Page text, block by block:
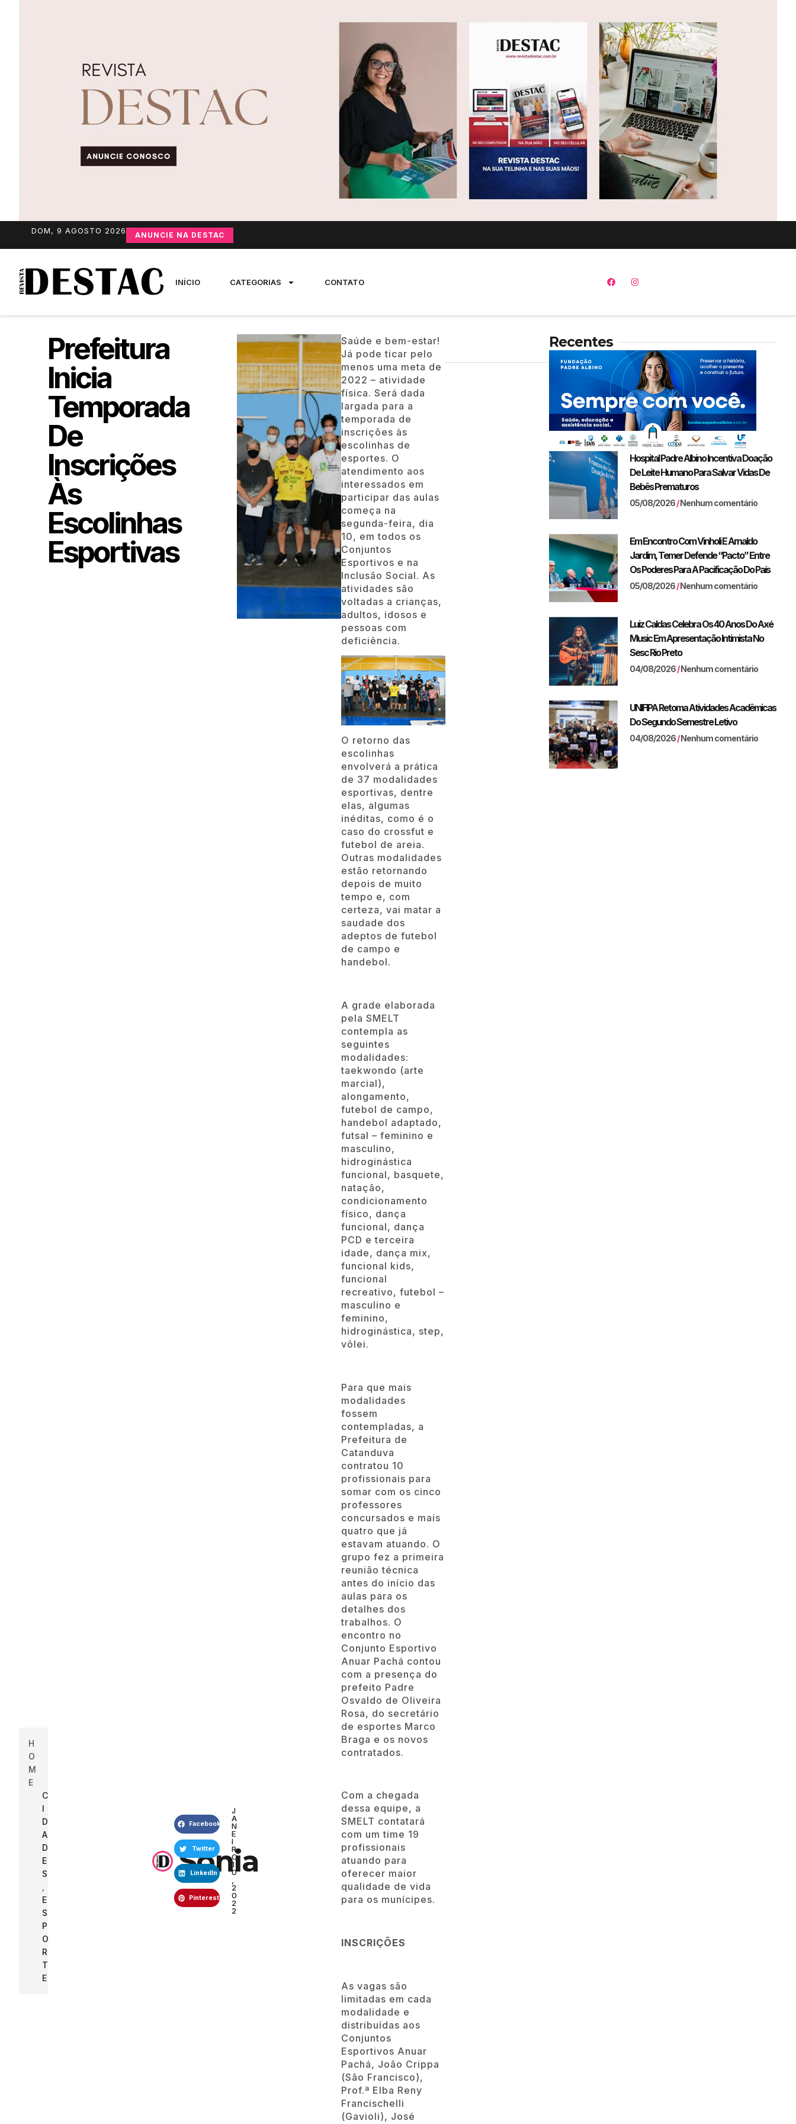
DOM, 9 AGOSTO 2026 ANUNCIE NA DESTAC
INÍCIO CATEGORIAS CONTATO
H
O
M
E
C
D
A
D
E
S
,
E
S
P
O
R
T
E
Prefeitura
Inicia
Temporada
De
Inscrições
Às
Escolinhas
Esportivas
Sonia
Facebook
Twitter
LinkedIn
Pinterest
J
A
N
E
I
R
O
1
0
,
2
0
2
2
Saúde e bem-estar!
Já pode ticar pelo
menos uma meta de
2022 – atividade
física. Será dada
largada para a
temporada de
inscrições às
escolinhas de
esportes. O
atendimento aos
interessados em
participar das aulas
começa na
segunda-feira, dia
10, em todos os
Conjuntos
Esportivos e na
Inclusão Social. As
atividades são
voltadas a crianças,
adultos, idosos e
pessoas com
deficiência.
O retorno das
escolinhas
envolverá a prática
de 37 modalidades
esportivas, dentre
elas, algumas
inéditas, como é o
caso do crossfut e
futebol de areia.
Outras modalidades
estão retornando
depois de muito
tempo e, com
certeza, vai matar a
saudade dos
adeptos de futebol
de campo e
handebol.
A grade elaborada
pela SMELT
contempla as
seguintes
modalidades:
taekwondo (arte
marcial),
alongamento,
futebol de campo,
handebol adaptado,
futsal – feminino e
masculino,
hidroginástica
funcional, basquete,
natação,
condicionamento
físico, dança
funcional, dança
PCD e terceira
idade, dança mix,
funcional kids,
funcional
recreativo, futebol –
masculino e
feminino,
hidroginástica, step,
vôlei.
Para que mais
modalidades
fossem
contempladas, a
Prefeitura de
Catanduva
contratou 10
profissionais para
somar com os cinco
professores
concursados e mais
quatro que já
estavam atuando. O
grupo fez a primeira
reunião técnica
antes do início das
aulas para os
detalhes dos
trabalhos. O
encontro no
Conjunto Esportivo
Anuar Pachá contou
com a presença do
prefeito Padre
Osvaldo de Oliveira
Rosa, do secretário
de esportes Marco
Braga e os novos
contratados.
Com a chegada
dessa equipe, a
SMELT contatará
com um time 19
profissionais
atuando para
oferecer maior
qualidade de vida
para os munícipes.
INSCRIÇÕES
As vagas são
limitadas em cada
modalidade e
distribuídas aos
Conjuntos
Esportivos Anuar
Pachá, João Crippa
(São Francisco),
Prof.ª Elba Reny
Francischelli
(Gavioli), José
Recentes
Hospital Padre Albino Incentiva Doação
De Leite Humano Para Salvar Vidas De
Bebês Prematuros
05/08/2026 Nenhum comentário
Em Encontro Com Vinholi E Arnaldo
Jardim, Temer Defende “pacto” Entre
Os Poderes Para A Pacificação Do País
05/08/2026 Nenhum comentário
Luiz Caldas Celebra Os 40 Anos Do Axé
Music Em Apresentação Intimista No
Sesc Rio Preto
04/08/2026 Nenhum comentário
UNIFIPA Retoma Atividades Acadêmicas
Do Segundo Semestre Letivo
04/08/2026 Nenhum comentário